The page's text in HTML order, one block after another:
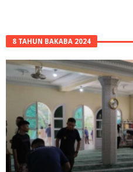
8 TAHUN BAKABA 2024